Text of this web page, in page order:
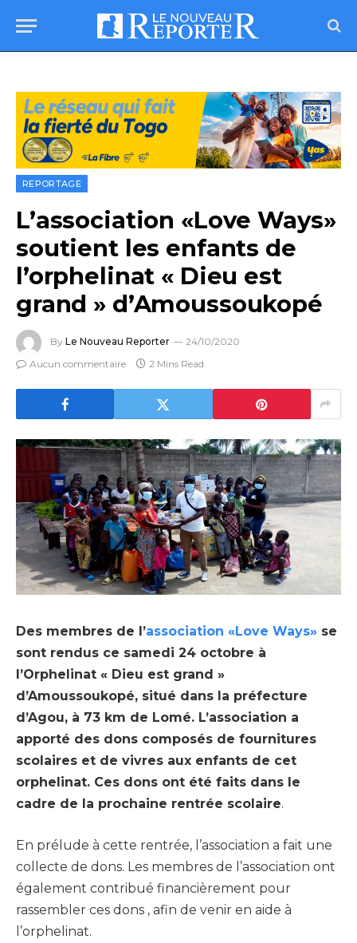
REPORTAGE
L’association «Love Ways»
soutient les enfants de
l’orphelinat « Dieu est
grand » d’Amoussoukopé
By Le Nouveau Reporter
24/10/2020
Aucun commentaire
2 Mins Read
Des membres de l’association «Love Ways» se
sont rendus ce samedi 24 octobre à
l’Orphelinat « Dieu est grand »
d’Amoussoukopé, situé dans la préfecture
d’Agou, à 73 km de Lomé. L’association a
apporté des dons composés de fournitures
scolaires et de vivres aux enfants de cet
orphelinat. Ces dons ont été faits dans le
cadre de la prochaine rentrée scolaire.
En prélude à cette rentrée, l’association a fait une
collecte de dons. Les membres de l’association ont
également contribué financièrement pour
rassembler ces dons , afin de venir en aide à
l’orphelinat.